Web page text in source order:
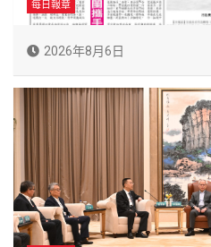
每日報章
2026年8月6日